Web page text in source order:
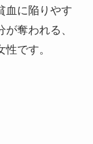
血に陥りやす
奪われる、
です。